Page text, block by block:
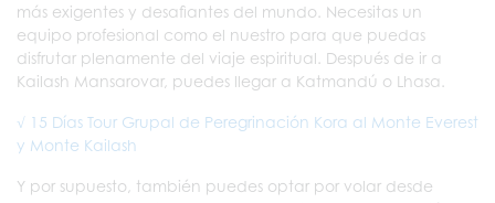
más exigentes y desafiantes del mundo. Necesitas un
equipo profesional como el nuestro para que puedas
disfrutar plenamente del viaje espiritual. Después de ir a
Kailash Mansarovar, puedes llegar a Katmandú o Lhasa.
√ 15 Días Tour Grupal de Peregrinación Kora al Monte Everest
y Monte Kailash
Y por supuesto, también puedes optar por volar desde